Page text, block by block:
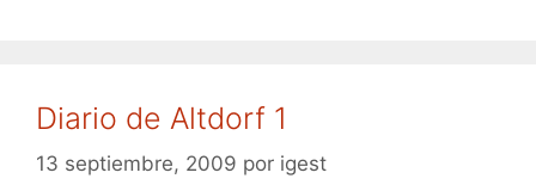
Diario de Altdorf 1
13 septiembre, 2009 por igest